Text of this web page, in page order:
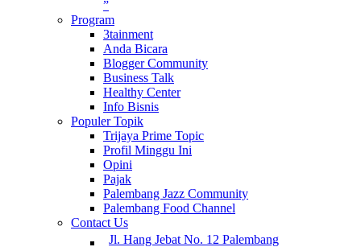
”
Program
3tainment
Anda Bicara
Blogger Community
Business Talk
Healthy Center
Info Bisnis
Populer Topik
Trijaya Prime Topic
Profil Minggu Ini
Opini
Pajak
Palembang Jazz Community
Palembang Food Channel
Contact Us
Jl. Hang Jebat No. 12 Palembang